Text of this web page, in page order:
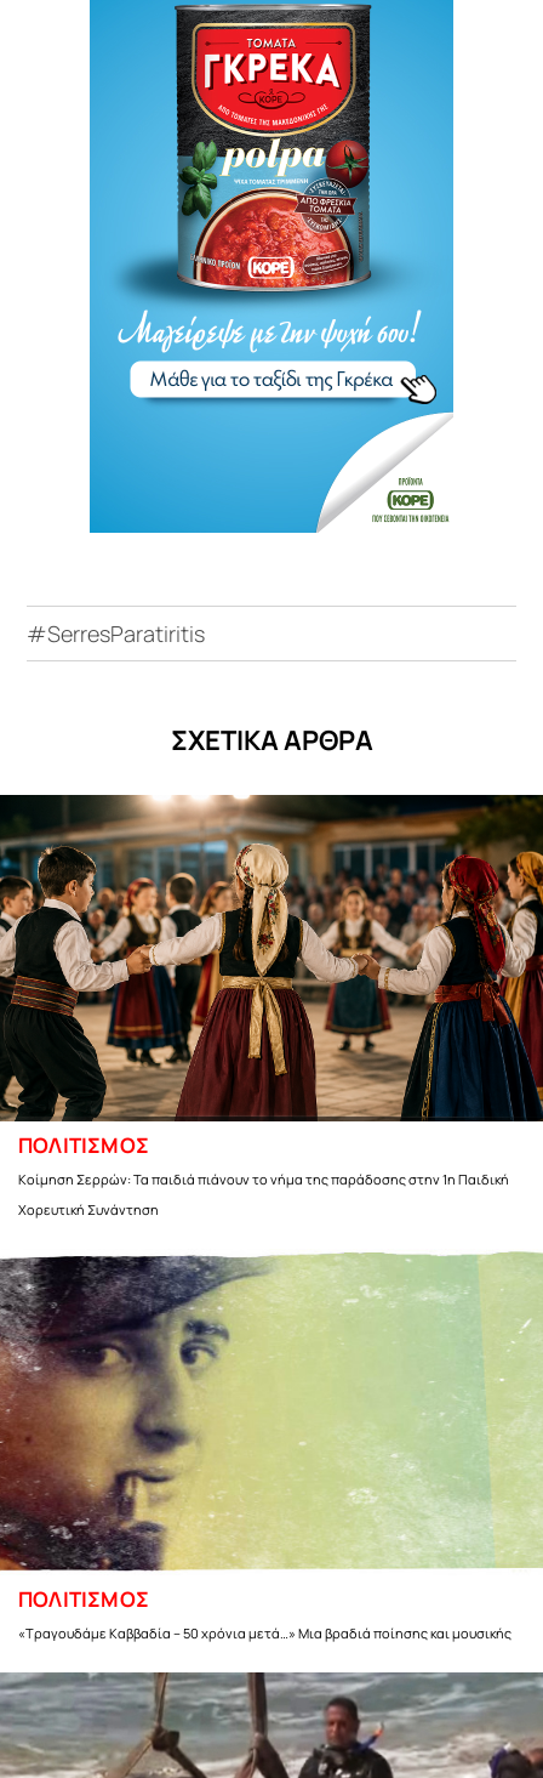
#SerresParatiritis
ΣΧΕΤΙΚΑ ΑΡΘΡΑ
ΠΟΛΙΤΙΣΜΟΣ
Κοίμηση Σερρών: Τα παιδιά πιάνουν το νήμα της παράδοσης στην 1η Παιδική
Χορευτική Συνάντηση
ΠΟΛΙΤΙΣΜΟΣ
«Τραγουδάμε Καββαδία – 50 χρόνια μετά…» Μια βραδιά ποίησης και μουσικής